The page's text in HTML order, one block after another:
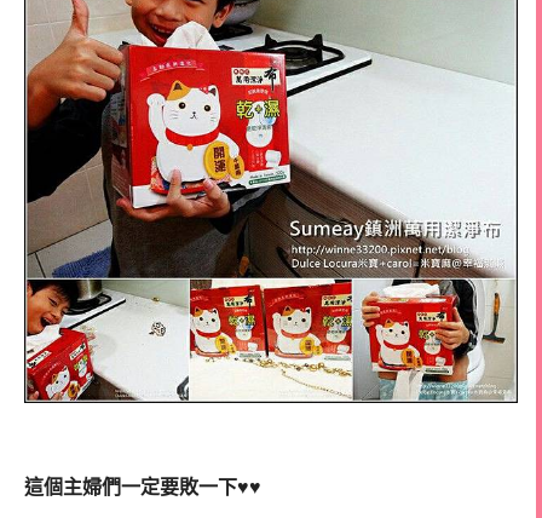
這個主婦們一定要敗一下♥♥